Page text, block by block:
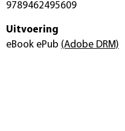
9789462495609
Uitvoering
eBook ePub (Adobe DRM)